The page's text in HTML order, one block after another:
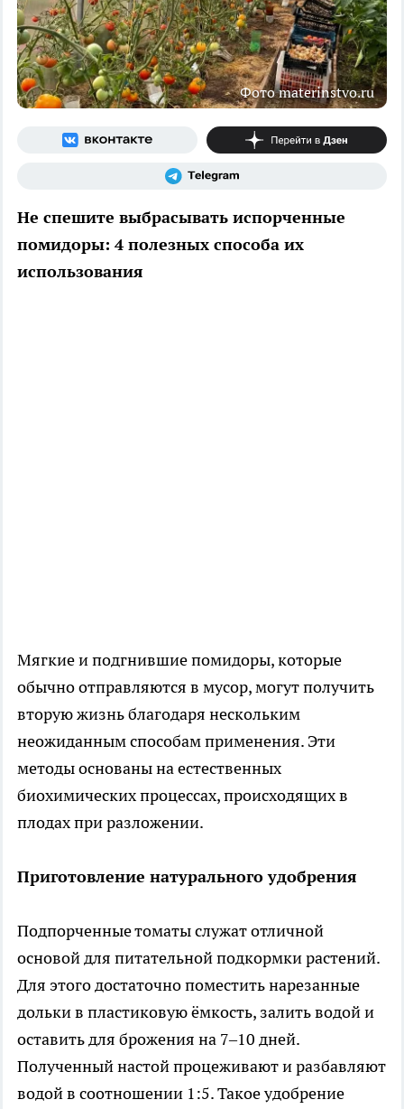
Фото materinstvo.ru
Не спешите выбрасывать испорченные
помидоры: 4 полезных способа их
использования
Мягкие и подгнившие помидоры, которые
обычно отправляются в мусор, могут получить
вторую жизнь благодаря нескольким
неожиданным способам применения. Эти
методы основаны на естественных
биохимических процессах, происходящих в
плодах при разложении.
Приготовление натурального удобрения
Подпорченные томаты служат отличной
основой для питательной подкормки растений.
Для этого достаточно поместить нарезанные
дольки в пластиковую ёмкость, залить водой и
оставить для брожения на 7–10 дней.
Полученный настой процеживают и разбавляют
водой в соотношении 1:5. Такое удобрение